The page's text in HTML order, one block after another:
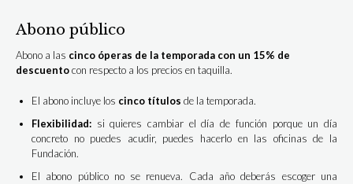
Abono público
Abono a las cinco óperas de la temporada con un 15% de
descuentocon respecto a los precios en taquilla.
El abono incluye los cinco títulos de la temporada.
Flexibilidad: si quieres cambiar el día de función porque un día
concreto no puedes acudir, puedes hacerlo en las oficinas de la
Fundación.
El abono público no se renueva. Cada año deberás escoger una